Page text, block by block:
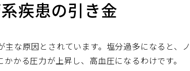
疾患の引き金
な原因とされています。塩分過多になると、
かる圧力が上昇し、高血圧になるわけです。